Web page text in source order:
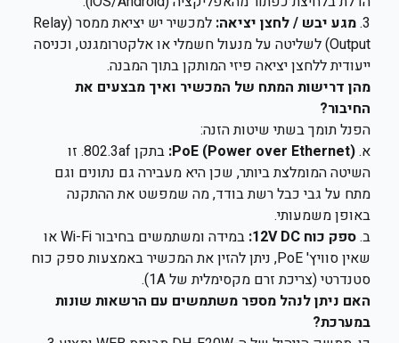
3. מגע יבש / לחצן יציאה:
למכשיר יש יציאת ממסר (Relay
Output) לשליטה על מנעול חשמלי או אלקטרומגנט, וכניסה
ייעודית ללחצן יציאה פיזי המותקן בתוך המבנה.
מהן דרישות המתח של המכשיר ואיך מבצעים את
החיבור?
הפנל תומך בשתי שיטות הזנה:
א.PoE (Power over Ethernet):
בתקן 802.3af. זו
השיטה המומלצת ביותר, שכן היא מעבירה גם נתונים וגם
מתח על גבי כבל רשת בודד, מה שמפשט את ההתקנה
באופן משמעותי.
ב.ספק כוח 12V DC:
במידה ומשתמשים בחיבור Wi-Fi או
שאין סוויץ' PoE, ניתן להזין את המכשיר באמצעות ספק כוח
סטנדרטי (צריכת זרם מקסימלית של 1A).
האם ניתן לנהל מספר משתמשים עם הרשאות שונות
במערכת?